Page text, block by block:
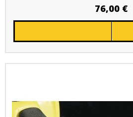
76,00 €